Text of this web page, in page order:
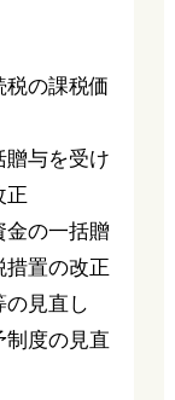
の課税価
与を受け
正
の一括贈
措置の改正
見直し
度の見直